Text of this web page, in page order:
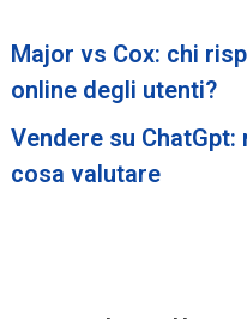
Major vs Cox: chi
online degli utenti?
Vendere su
cosa valutare